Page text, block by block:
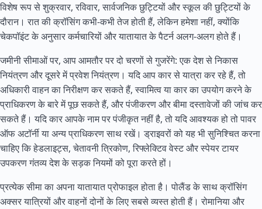
विशेष रूप से शुक्रवार, रविवार, सार्वजनिक छुट्टियों और स्कूल की छुट्टियों के
दौरान। रात की क्रॉसिंग कभी-कभी तेज होती हैं, लेकिन हमेशा नहीं, क्योंकि
चेकपॉइंट के अनुसार कर्मचारियों और यातायात के पैटर्न अलग-अलग होते हैं।
जमीनी सीमाओं पर, आप आमतौर पर दो चरणों से गुजरेंगे: एक देश से निकास
नियंत्रण और दूसरे में प्रवेश नियंत्रण। यदि आप कार से यात्रा कर रहे हैं, तो
अधिकारी वाहन का निरीक्षण कर सकते हैं, स्वामित्व या कार का उपयोग करने के
प्राधिकरण के बारे में पूछ सकते हैं, और पंजीकरण और बीमा दस्तावेजों की जांच कर
सकते हैं। यदि कार आपके नाम पर पंजीकृत नहीं है, तो यदि आवश्यक हो तो पावर
ऑफ अटॉर्नी या अन्य प्राधिकरण साथ रखें। ड्राइवरों को यह भी सुनिश्चित करना
चाहिए कि हेडलाइट्स, चेतावनी त्रिकोण, रिफ्लेक्टिव वेस्ट और स्पेयर टायर
उपकरण गंतव्य देश के सड़क नियमों को पूरा करते हों।
प्रत्येक सीमा का अपना यातायात प्रोफाइल होता है। पोलैंड के साथ क्रॉसिंग
अक्सर यात्रियों और वाहनों दोनों के लिए सबसे व्यस्त होती हैं। रोमानिया और